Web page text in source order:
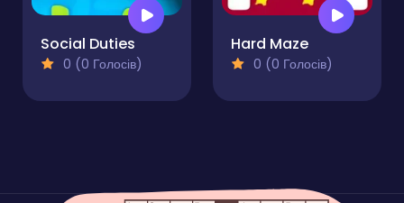
Social Duties
0 (0 Голосів)
Hard Maze
0 (0 Голосів)